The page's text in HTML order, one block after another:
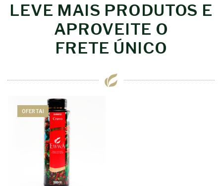
LEVE MAIS PRODUTOS E
APROVEITE O
FRETE ÚNICO
OFERTA!